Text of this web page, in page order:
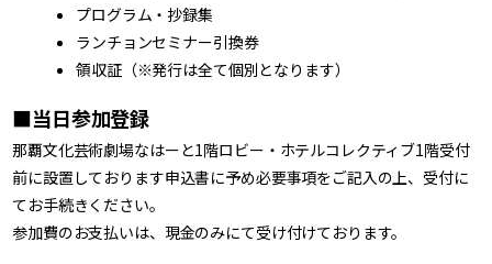
プログラム・抄録集
ランチョンセミナー引換券
領収証（※発行は全て個別となります）
■当日参加登録
那覇文化芸術劇場なはーと1階ロビー・ホテルコレクティブ1階受付
前に設置しております申込書に予め必要事項をご記入の上、受付に
てお手続きください。
参加費のお支払いは、現金のみにて受け付けております。